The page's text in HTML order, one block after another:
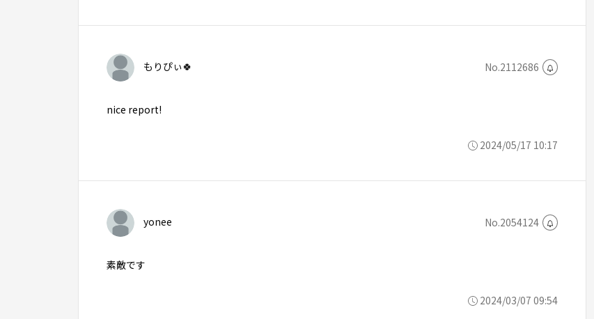
もりぴぃ🍀 No.2112686
nice report!
2024/05/17 10:17
yonee No.2054124
素敵です
2024/03/07 09:54